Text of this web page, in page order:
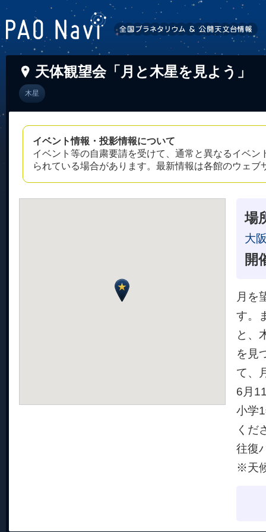
天体観望会「月と木星を見よう」
木星
イベント情報・投影情報について
イベント等の自粛要請を受けて、通常と異なるイベ
られている場合があります。最新情報は各館のウェ
場
大
開
月を
す。
と、
を見
て、
6月
小学
くだ
往復
※天